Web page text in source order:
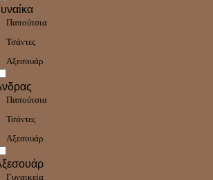
Παπούτσια
Τσάντες
Αξεσουάρ
Παπούτσια
Τσάντες
Αξεσουάρ
Γυναικεία